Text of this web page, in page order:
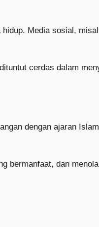
Media sosial,
cerdas dalam
dengan ajaran
bermanfaat, dan